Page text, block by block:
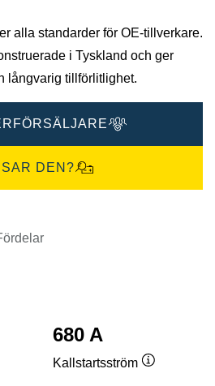
alla standarder för OE-tillverkare.
i Tyskland och ger
långvarig tillförlitlighet.
DEN?
680 A
Kallstartsström